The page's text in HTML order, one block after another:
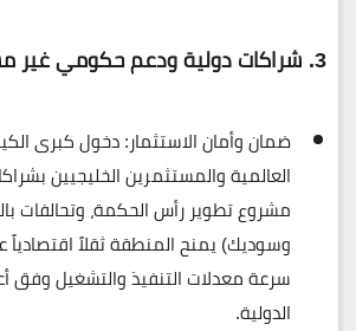
3. شراكات دولية ودعم حكومي غير مسبوق
ضمان وأمان الاستثمار:دخول كبرى
العالمية والمستثمرين الخليجيين
مشروع تطوير رأس الحكمة، وتحالفات
وسوديك) يمنح المنطقة ثقلاً اقتصادياً
سرعة معدلات التنفيذ والتشغيل وفق
الدولية.